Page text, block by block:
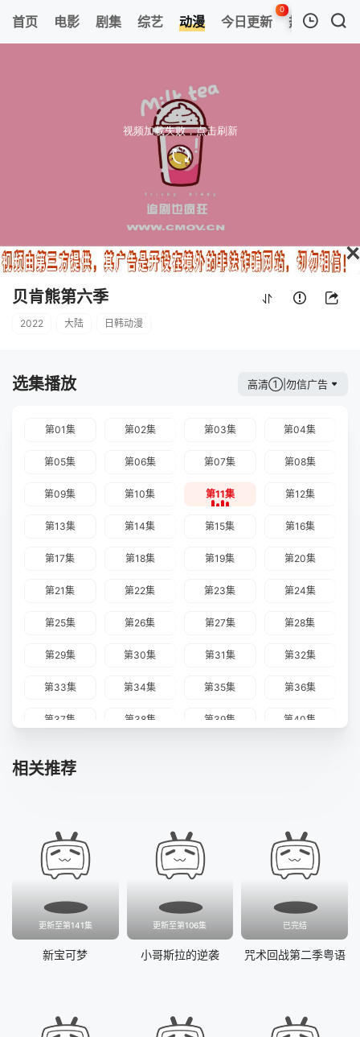
首页 电影 剧集 综艺 动漫 今日更新
0
热榜 APP
贝肯熊第六季
清空
贝肯熊第六季
2022 大陆 日韩动漫
选集播放 高清①|勿信广告
第01集 第02集 第03集 第04集
第05集 第06集 第07集 第08集
第09集 第10集 第11集 第12集
第13集 第14集 第15集 第16集
第17集 第18集 第19集 第20集
第21集 第22集 第23集 第24集
第25集 第26集 第27集 第28集
第29集 第30集 第31集 第32集
第33集 第34集 第35集 第36集
第37集 第38集 第39集 第40集
相关推荐
更新至第141集
新宝可梦
更新至第106集
小哥斯拉的逆袭
已完结
咒术回战第二季粤语